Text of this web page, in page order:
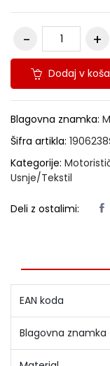
Dodaj v
Blagovna znamka:
Šifra artikla:
Kategorije:
Usnje/Tekstil
Deli z ostalimi:
EAN koda
Blagovna znamka